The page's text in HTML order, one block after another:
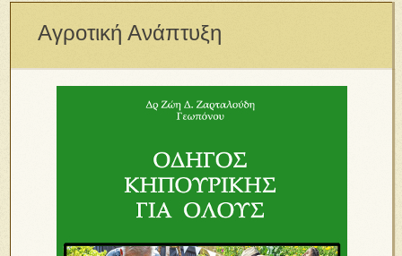
Αγροτική Ανάπτυξη